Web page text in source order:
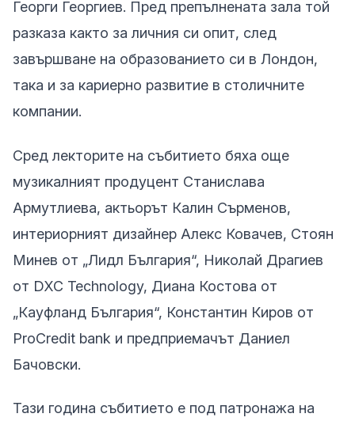
Георги Георгиев. Пред препълнената зала той
разказа както за личния си опит, след
завършване на образованието си в Лондон,
така и за кариерно развитие в столичните
компании.
Сред лекторите на събитието бяха още
музикалният продуцент Станислава
Армутлиева, актьорът Калин Сърменов,
интериорният дизайнер Алекс Ковачев, Стоян
Минев от „Лидл България“, Николай Драгиев
от DXC Technology, Диана Костова от
„Кауфланд България“, Константин Киров от
ProCredit bank и предприемачът Даниел
Бачовски.
Тази година събитието е под патронажа на